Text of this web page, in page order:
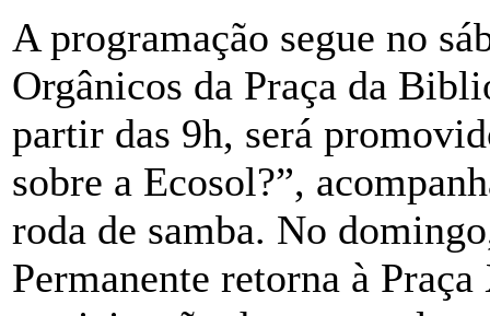
A programação segue no
Orgânicos da Praça da
partir das 9h, será
sobre a Ecosol?”,
roda de samba. No
Permanente retorna à